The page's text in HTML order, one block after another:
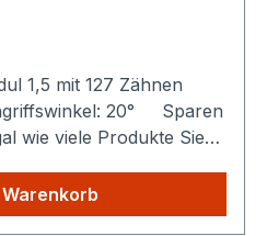
1,5 mit 127 Zähnen
20° Sparen
wie viele Produkte Sie